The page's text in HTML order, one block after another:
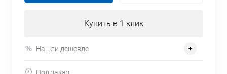
Купить в 1 клик
Нашли дешевле
Под заказ